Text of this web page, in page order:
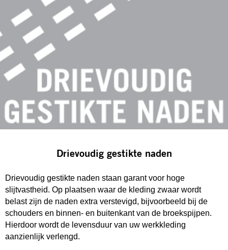
Drievoudig gestikte naden
Drievoudig gestikte naden staan garant voor hoge
slijtvastheid. Op plaatsen waar de kleding zwaar wordt
belast zijn de naden extra verstevigd, bijvoorbeeld bij de
schouders en binnen- en buitenkant van de broekspijpen.
Hierdoor wordt de levensduur van uw werkkleding
aanzienlijk verlengd.